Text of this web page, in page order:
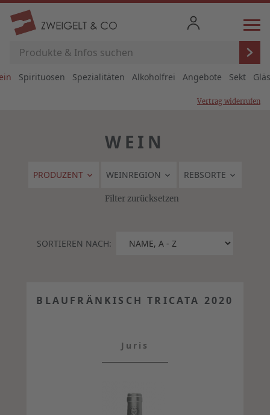
Spirituosen Spezialitäten Alkoholfrei Angebote Sekt
Vertrag widerrufen
WEIN
PRODUZENT WEINREGION REBSORTE
Filter zurücksetzen
SORTIEREN NACH:
BLAUFRÄNKISCH TRICATA 2020
Juris